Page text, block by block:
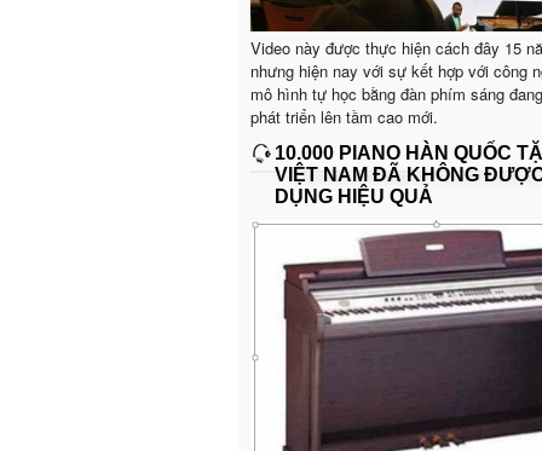
Video này được thực hiện cách đây 15
nhưng hiện nay với sự kết hợp với công
mô hình tự học bằng đàn phím sáng
phát triển lên tầm cao mới.
10.000 PIANO HÀN QUỐC
VIỆT NAM ĐÃ KHÔNG
DỤNG HIỆU QUẢ